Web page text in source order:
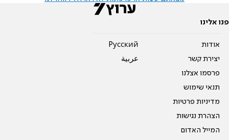
פנו אלינו
אודות
יצירת קשר
פרסמו אצלנו
תנאי שימוש
מדיניות פרטיות
הצהרת נגישות
המייל האדום
Pусский
عربية